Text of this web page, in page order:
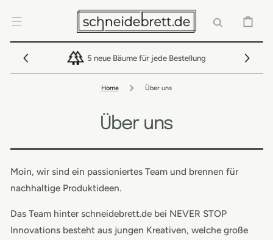
INHALT
5 neue Bäume für jede Bestellung
Home Über uns
Über uns
Moin, wir sind ein passioniertes Team und brennen für
nachhaltige Produktideen.
Das Team hinter schneidebrett.de bei NEVER STOP
Innovations besteht aus jungen Kreativen, welche große